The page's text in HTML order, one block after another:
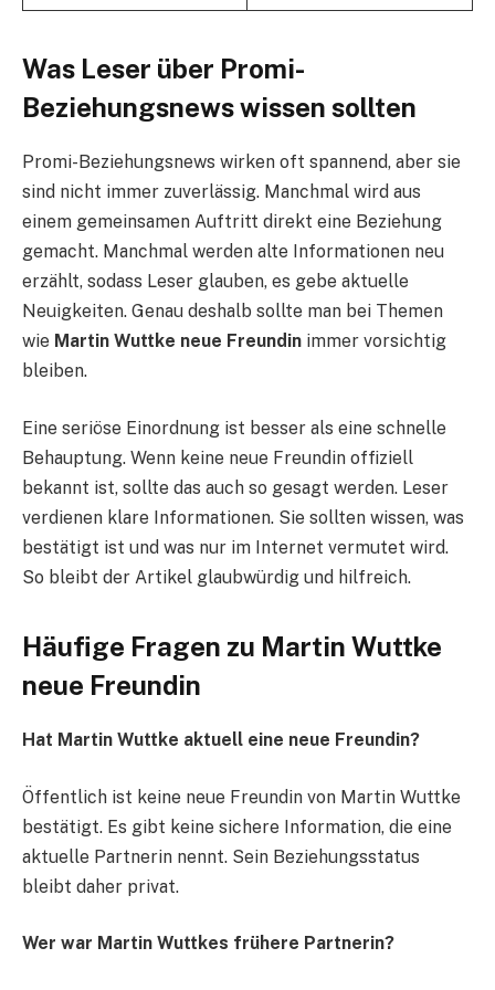
Was Leser über Promi-
Beziehungsnews wissen sollten
Promi-Beziehungsnews wirken oft spannend, aber sie
sind nicht immer zuverlässig. Manchmal wird aus
einem gemeinsamen Auftritt direkt eine Beziehung
gemacht. Manchmal werden alte Informationen neu
erzählt, sodass Leser glauben, es gebe aktuelle
Neuigkeiten. Genau deshalb sollte man bei Themen
wie Martin Wuttke neue Freundin immer vorsichtig
bleiben.
Eine seriöse Einordnung ist besser als eine schnelle
Behauptung. Wenn keine neue Freundin offiziell
bekannt ist, sollte das auch so gesagt werden. Leser
verdienen klare Informationen. Sie sollten wissen, was
bestätigt ist und was nur im Internet vermutet wird.
So bleibt der Artikel glaubwürdig und hilfreich.
Häufige Fragen zu Martin Wuttke
neue Freundin
Hat Martin Wuttke aktuell eine neue Freundin?
Öffentlich ist keine neue Freundin von Martin Wuttke
bestätigt. Es gibt keine sichere Information, die eine
aktuelle Partnerin nennt. Sein Beziehungsstatus
bleibt daher privat.
Wer war Martin Wuttkes frühere Partnerin?